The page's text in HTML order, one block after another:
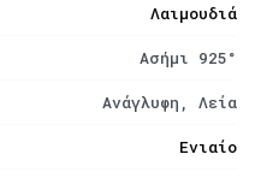
Λαιμουδιά
Ασήμι 925°
Ανάγλυφη, Λεία
Ενιαίο